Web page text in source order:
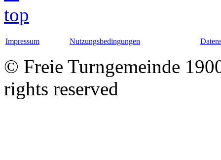
Impressum Nutzungsbedingungen
© Freie Turngemeinde
rights reserved